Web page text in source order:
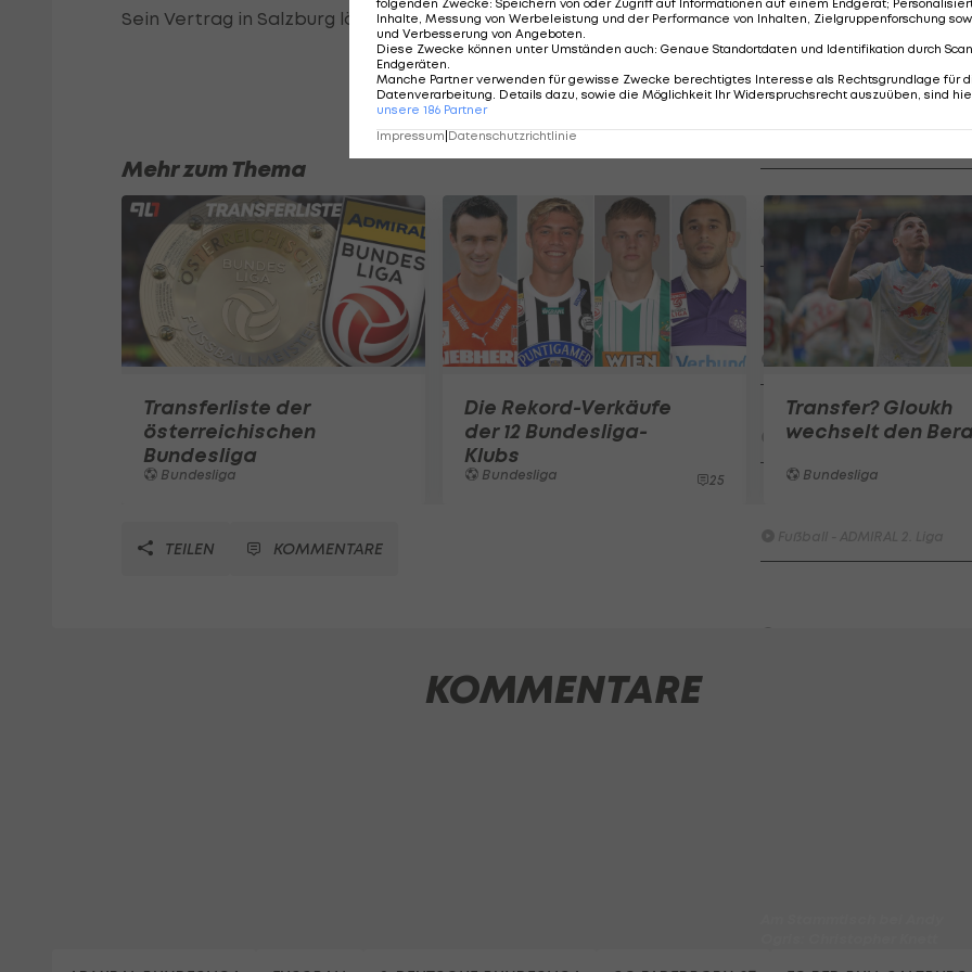
Sein Vertrag in Salzburg läuft noch bis 31. Mai 2023.
HIGHLIGHTS: LASK - SK
FC Blau-Weiß Linz - FC
Fußball - ADMIRAL 2. Liga
Highlights: Jerabek bereitet
dem SKN einen endgültigen
Fehlstart
Fußball - ADMIRAL 2. Liga
FC Liefering - FC Hertha Wels
Fußball - ADMIRAL 2. Liga
SKN St. Pölten - Young Violets
Stammtisch
Mehr zum Thema
Transferliste der
österreichischen
Bundesliga
Bundesliga
Die Rekord-Verkäufe
der 12 Bundesliga-
Klubs
Bundesliga 25
Transfer? Gloukh
wechselt den
Bundesliga
TEILEN KOMMENTARE
KOMMENTARE
Inhalte, Messung von Werbeleistung und der Performance von Inhalten, Zielgruppenforschung
und Verbesserung von Angeboten
Diese Zwecke können unter Umständen auch: Genaue Standortdaten und Identifikation durch
Endgeräten
Manche Partner verwenden für gewisse Zwecke berechtigtes Interesse als Rechtsgrundlage für
Datenverarbeitung. Details dazu, sowie die Möglichkeit Ihr Widerspruchsrecht auszuüben, sind
unsere 186 Partner
Impressum|Datenschutzrichtlinie